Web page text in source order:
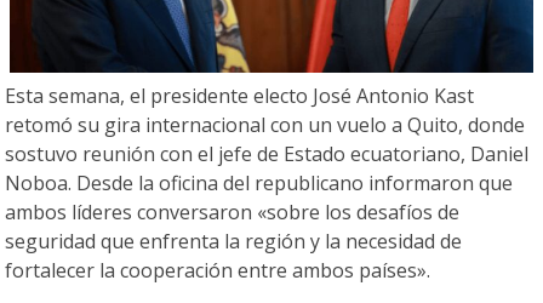
Esta semana, el presidente electo José Antonio Kast
retomó su gira internacional con un vuelo a Quito, donde
sostuvo reunión con el jefe de Estado ecuatoriano, Daniel
Noboa. Desde la oficina del republicano informaron que
ambos líderes conversaron «sobre los desafíos de
seguridad que enfrenta la región y la necesidad de
fortalecer la cooperación entre ambos países».